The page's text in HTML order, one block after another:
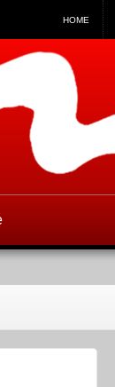
HOME